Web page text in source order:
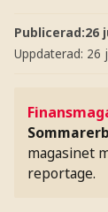
Publicerad:26
Uppdaterad: 26
magasinet
reportage.